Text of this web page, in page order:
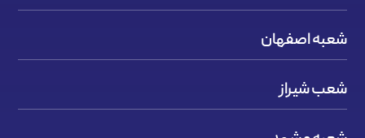
شعبه اصفهان
شعب شیراز